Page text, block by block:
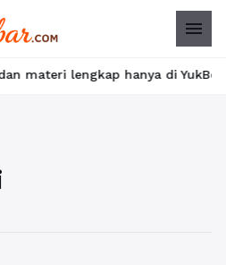
menu
lengkap hanya di